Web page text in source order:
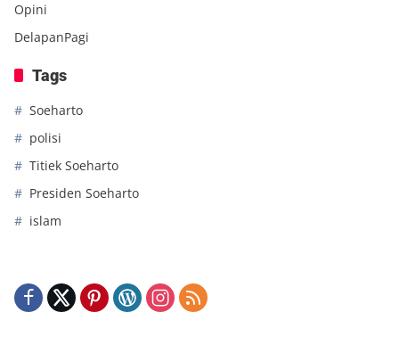
Opini
DelapanPagi
Tags
Soeharto
polisi
Titiek Soeharto
Presiden Soeharto
islam